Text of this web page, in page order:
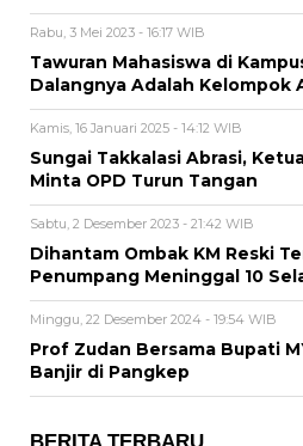
Rabu, 3 Mei 2023 - 16:17 WIB
Tawuran Mahasiswa di
Dalangnya Adalah Kelompok
Kamis, 16 Januari 2025 - 14:12 WIB
Sungai Takkalasi Abrasi,
Minta OPD Turun Tangan
Sabtu, 2 Desember 2023 - 21:42 WIB
Dihantam Ombak KM Reski
Penumpang Meninggal 10
Minggu, 22 Desember 2024 - 19:54 WIB
Prof Zudan Bersama Bupati
Banjir di Pangkep
BERITA TERBARU